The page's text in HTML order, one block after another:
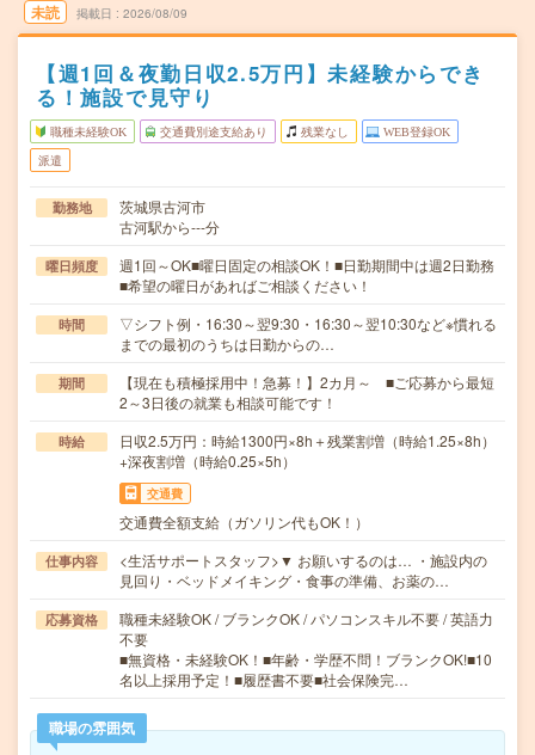
未読 掲載日 2026/08/09
【週1回＆夜勤日収2.5万円】未経験からでき
る！施設で見守り
職種未経験OK 交通費別途支給あり 残業なし WEB登録OK
派遣
勤務地
茨城県古河市
古河駅から---分
曜日頻度
週1回～OK■曜日固定の相談OK！■日勤期間中は週2日勤務
■希望の曜日があればご相談ください！
時間
▽シフト例・16:30～翌9:30・16:30～翌10:30など※慣れる
までの最初のうちは日勤からの…
期間
【現在も積極採用中！急募！】2カ月～ ■ご応募から最短
2～3日後の就業も相談可能です！
時給
日収2.5万円：時給1300円×8h＋残業割増（時給1.25×8h）
+深夜割増（時給0.25×5h）
交通費
交通費全額支給（ガソリン代もOK！）
仕事内容
<生活サポートスタッフ>▼ お願いするのは… ・施設内の
見回り・ベッドメイキング・食事の準備、お薬の…
応募資格
職種未経験OK / ブランクOK / パソコンスキル不要 / 英語力
不要
■無資格・未経験OK！■年齢・学歴不問！ブランクOK!■10
名以上採用予定！■履歴書不要■社会保険完…
職場の雰囲気